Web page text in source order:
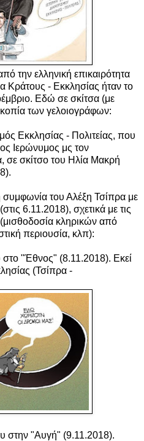
την ελληνική επικαιρότητα
- Εκκλησίας ήταν το
Εδώ σε σκίτσα (με
των γελοιογράφων:
Εκκλησίας - Πολιτείας, που
Ιερώνυμος μς τον
σκίτσο του Ηλία Μακρή
του Αλέξη Τσίπρα με
6.11.2018), σχετικά με τις
μισθοδοσία κληρικών από
περιουσία, κλπ):
"Έθνος" (8.11.2018). Εκεί
(Τσίπρα -
στην "Αυγή" (9.11.2018).